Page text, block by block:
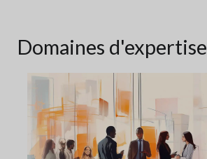
Domaines d'expertise